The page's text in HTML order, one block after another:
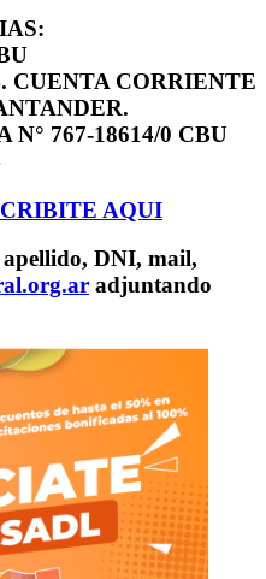
CUENTA CORRIENTE
N° 767-18614/0 CBU
AQUI
DNI, mail,
adjuntando